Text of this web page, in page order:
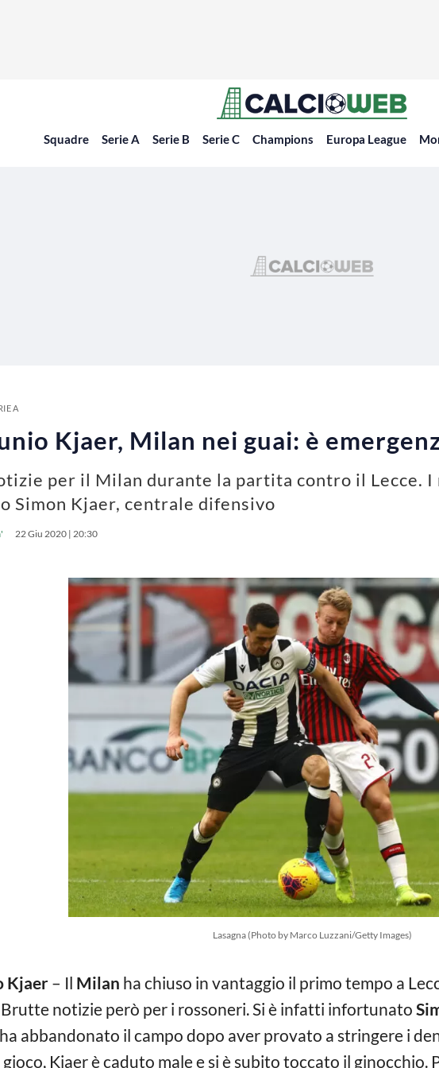
Squadre Serie A Serie B Serie C Champions Europa League
A
Kjaer, Milan nei guai: è
per il Milan durante la partita contro il Lecce.
Simon Kjaer, centrale difensivo
22 Giu 2020 | 20:30
Lasagna (Photo by Marco Luzzani/Getty Images)
Kjaer – Il Milan ha chiuso in vantaggio il primo tempo a
notizie però per i rossoneri. Si è infatti infortunato
abbandonato il campo dopo aver provato a stringere i
Kjaer è caduto male e si è subito toccato il ginocchio.